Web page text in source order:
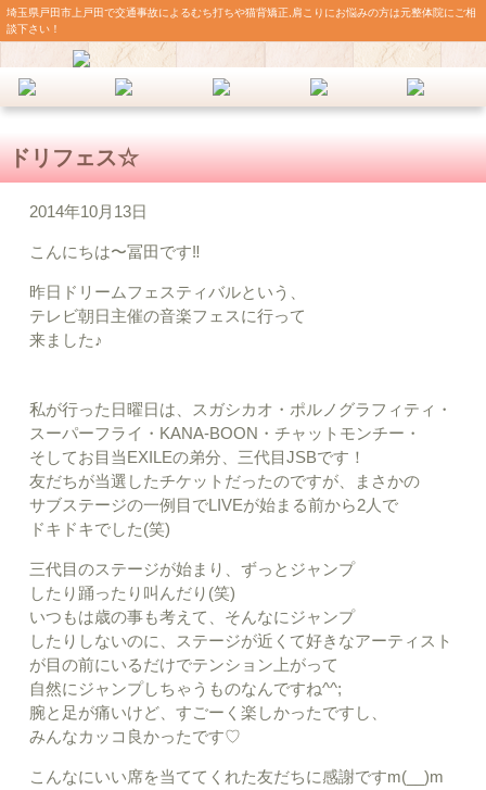
埼玉県戸田市上戸田で交通事故によるむち打ちや猫背矯正,肩こりにお悩みの方は元整体院にご相
談下さい！
ドリフェス☆
2014年10月13日
こんにちは〜冨田です‼︎
昨日ドリームフェスティバルという、
テレビ朝日主催の音楽フェスに行って
来ました♪
私が行った日曜日は、スガシカオ・ポルノグラフィティ・
スーパーフライ・KANA-BOON・チャットモンチー・
そしてお目当EXILEの弟分、三代目JSBです！
友だちが当選したチケットだったのですが、まさかの
サブステージの一例目でLIVEが始まる前から2人で
ドキドキでした(笑)
三代目のステージが始まり、ずっとジャンプ
したり踊ったり叫んだり(笑)
いつもは歳の事も考えて、そんなにジャンプ
したりしないのに、ステージが近くて好きなアーティスト
が目の前にいるだけでテンション上がって
自然にジャンプしちゃうものなんですね^^;
腕と足が痛いけど、すごーく楽しかったですし、
みんなカッコ良かったです♡
こんなにいい席を当ててくれた友だちに感謝ですm(__)m